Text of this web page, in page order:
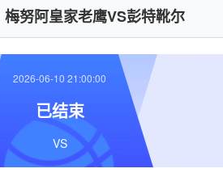
梅努阿皇家老鹰VS彭特靴尔
2026-06-10 21:00:00
已结束
VS